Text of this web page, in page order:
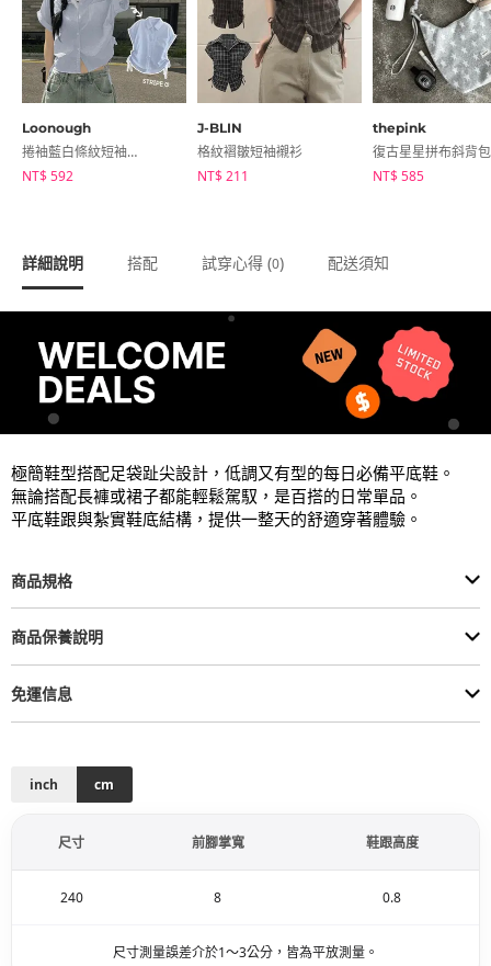
Loonough
捲袖藍白條紋短袖襯衫
NT$ 592
J-BLIN
格紋褶皺短袖襯衫
NT$ 211
thepink
復古星星拼布斜背包
NT$ 585
詳細說明 搭配 試穿心得 (0) 配送須知
極簡鞋型搭配足袋趾尖設計，低調又有型的每日必備平底鞋。
無論搭配長褲或裙子都能輕鬆駕馭，是百搭的日常單品。
平底鞋跟與紮實鞋底結構，提供一整天的舒適穿著體驗。
商品規格
商品保養說明
免運信息
inch cm
尺寸 前腳掌寬 鞋跟高度
240 8 0.8
尺寸測量誤差介於1～3公分，皆為平放測量。